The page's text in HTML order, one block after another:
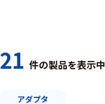
21 件の製品を表示中
アダプタ